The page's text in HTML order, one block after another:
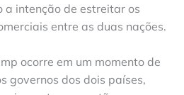
a intenção de estreitar os
entre as duas nações.
ocorre em um momento de
governos dos dois países,